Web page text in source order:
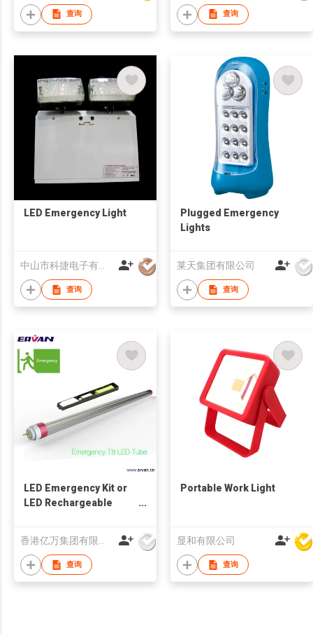
查询 查询
LED Emergency Light
查询
Plugged Emergency
Lights
莱天集团有限公司
查询
LED Emergency Kit or
LED Rechargeable
香港亿万集团有限公司
查询
Portable Work Light
显和有限公司
查询